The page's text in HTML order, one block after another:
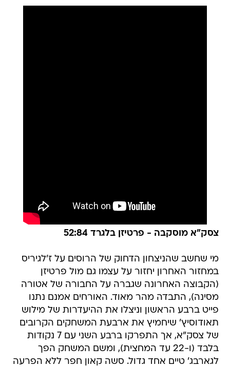
צסק"א מוסקבה - פרטיזן בלגרד 52:84
מי שחשב שהניצחון הדחוק של הרוסים על ז'לגיריס
במחזור האחרון יחזור על עצמו גם מול פרטיזן
(הקבוצה האחרונה שגברה על החבורה של אטורה
מסינה), התבדה מהר מאוד. האורחים אמנם נתנו
פייט ברבע הראשון וניצלו את ההיעדרות של מילוש
תאודוסיץ' שיחמיץ את ארבעת המשחקים הקרובים
של צסק"א, אך התפרקו ברבע השני עם 7 נקודות
בלבד (ו-22 עד המחצית), ומשם המשחק הפך
לגארבג' טיים אחד גדול. סשה קאון חפר ללא הפרעה